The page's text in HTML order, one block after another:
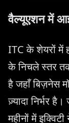
वैल्यूएशन में
ITC के शेयरों में
के निचले स्तर तक
है जहाँ बिज़नेस
ज़्यादा निर्भर
महीनों में